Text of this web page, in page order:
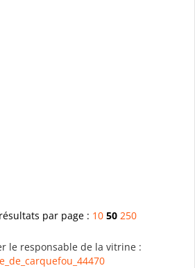
par page : 10 50 250
le responsable de la vitrine :